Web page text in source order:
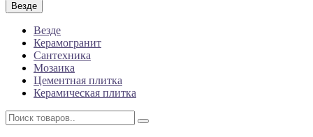
Везде
Везде
Керамогранит
Сантехника
Мозаика
Цементная плитка
Керамическая плитка